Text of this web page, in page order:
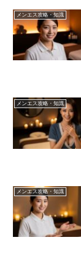
メンエス攻略・知識
メンエス攻略・知識
メンエス攻略・知識